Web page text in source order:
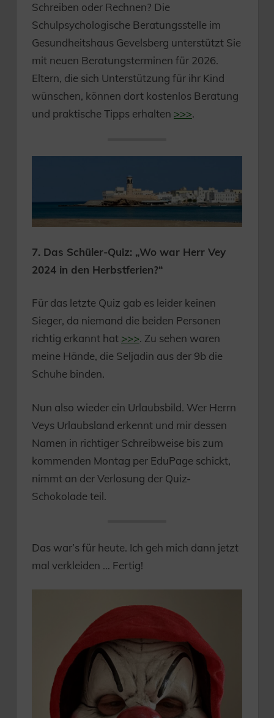
Schreiben oder Rechnen? Die
Schulpsychologische Beratungsstelle im
Gesundheitshaus Gevelsberg unterstützt Sie
mit neuen Beratungsterminen für 2026.
Eltern, die sich Unterstützung für ihr Kind
wünschen, können dort kostenlos Beratung
und praktische Tipps erhalten >>>.
7. Das Schüler-Quiz: „Wo war Herr Vey
2024 in den Herbstferien?“
Für das letzte Quiz gab es leider keinen
Sieger, da niemand die beiden Personen
richtig erkannt hat >>>. Zu sehen waren
meine Hände, die Seljadin aus der 9b die
Schuhe binden.
Nun also wieder ein Urlaubsbild. Wer Herrn
Veys Urlaubsland erkennt und mir dessen
Namen in richtiger Schreibweise bis zum
kommenden Montag per EduPage schickt,
nimmt an der Verlosung der Quiz-
Schokolade teil.
Das war’s für heute. Ich geh mich dann jetzt
mal verkleiden … Fertig!